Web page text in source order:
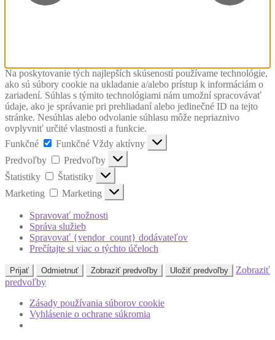
Na poskytovanie tých najlepších skúseností používame technológie,
ako sú súbory cookie na ukladanie a/alebo prístup k informáciám o
zariadení. Súhlas s týmito technológiami nám umožní spracovávať
údaje, ako je správanie pri prehliadaní alebo jedinečné ID na tejto
stránke. Nesúhlas alebo odvolanie súhlasu môže nepriaznivo
ovplyvniť určité vlastnosti a funkcie.
Funkčné
Funkčné Vždy aktívny
Predvoľby
Predvoľby
Štatistiky
Štatistiky
Marketing
Marketing
Spravovať možnosti
Správa služieb
Spravovať {vendor_count} dodávateľov
Prečítajte si viac o týchto účeloch
Prijať Odmietnuť Zobraziť predvoľby Uložiť predvoľby
Zobraziť
predvoľby
Zásady používania súborov cookie
Vyhlásenie o ochrane súkromia